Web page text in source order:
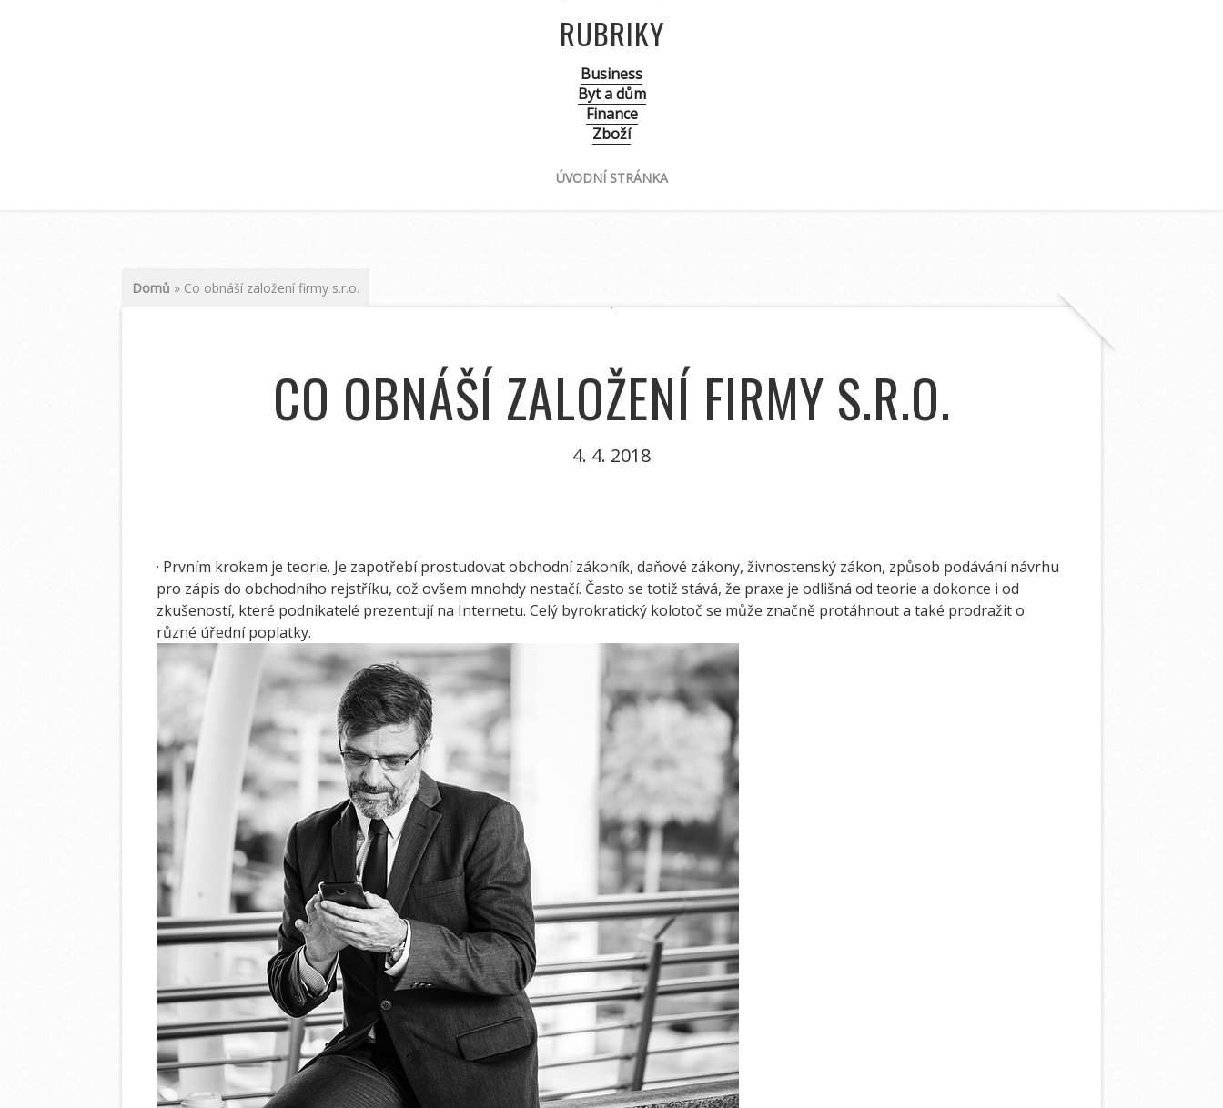
RUBRIKY
Business
Byt a dům
Finance
Zboží
ÚVODNÍ STRÁNKA
Domů » Co obnáší založení firmy s.r.o.
CO OBNÁŠÍ ZALOŽENÍ FIRMY S.R.O.
4. 4. 2018
· Prvním krokem je teorie. Je zapotřebí prostudovat obchodní zákoník, daňové zákony, živnostenský zákon, způsob podávání návrhu
pro zápis do obchodního rejstříku, což ovšem mnohdy nestačí. Často se totiž stává, že praxe je odlišná od teorie a dokonce i od
zkušeností, které podnikatelé prezentují na Internetu. Celý byrokratický kolotoč se může značně protáhnout a také prodražit o
různé úřední poplatky.